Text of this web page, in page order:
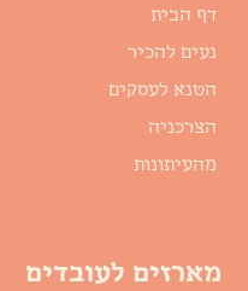
דף הבית
נעים להכיר
הטנא לעסקים
הצרכניה
מהעיתונות
מארזים לעובדים